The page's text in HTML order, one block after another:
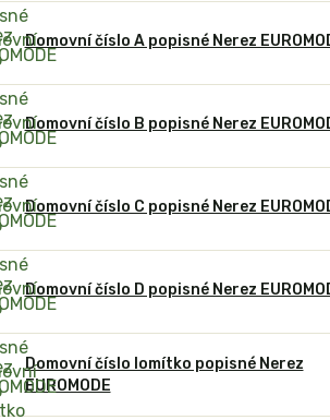
Domovní číslo A popisné Nerez
Domovní číslo B popisné Nerez
Domovní číslo C popisné Nerez
Domovní číslo D popisné Nerez
Domovní číslo lomítko popisné Nerez
EUROMODE